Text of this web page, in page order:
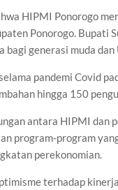
HIPMI Ponorogo
Ponorogo. Bupati
bagi generasi muda
pandemi Covid
hingga 150
antara HIPMI dan
program-program
perekonomian.
terhadap